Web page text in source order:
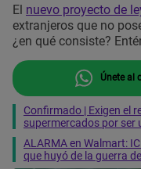
El nuevo proyecto de
extranjeros que no
¿en qué consiste?
Únete al
Confirmado | Exigen el
supermercados por ser
ALARMA en Walmart:
que huyó de la guerra